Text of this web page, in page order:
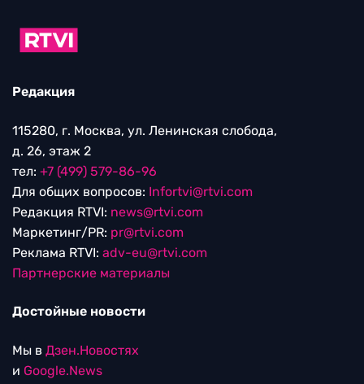
Редакция
115280, г. Москва, ул. Ленинская слобода,
д. 26, этаж 2
тел: +7 (499) 579-86-96
Для общих вопросов: Infortvi@rtvi.com
Редакция RTVI: news@rtvi.com
Маркетинг/PR: pr@rtvi.com
Реклама RTVI: adv-eu@rtvi.com
Партнерские материалы
Достойные новости
Мы в Дзен.Новостях
и Google.News